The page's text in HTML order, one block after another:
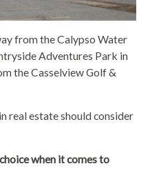
from the Calypso Water
Adventures Park in
the Casselview Golf &
real estate should consider
when it comes to